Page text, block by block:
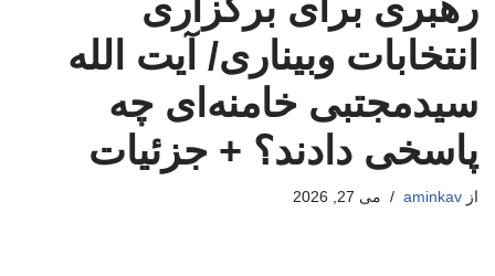
انتخابات وبیناری/ آیت الله
سیدمجتبی خامنه‌ای چه
پاسخی دادند؟ + جزئیات
از aminkav می 27, 2026